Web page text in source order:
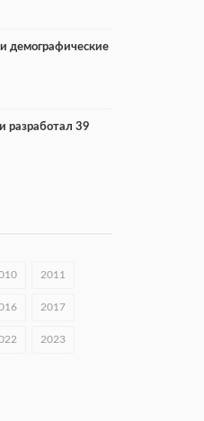
демографические
разработал 39
на въезде в
120Р»
2011
2017
2023